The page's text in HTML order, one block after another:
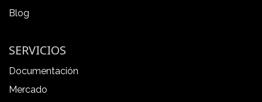
Blog
SERVICIOS
Documentación
Mercado